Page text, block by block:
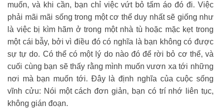
muốn, và khi cần, bạn chỉ việc vứt bỏ tấm áo đó đi. Việc
phải mãi mãi sống trong một cơ thể duy nhất sẽ giống như
là việc bị kìm hãm ở trong một nhà tù hoặc mặc kẹt trong
một cái bẫy, bởi vì điều đó có nghĩa là bạn không có được
sự tự do. Có thể có một lý do nào đó để rời bỏ cơ thể, và
cuối cùng bạn sẽ thấy rằng mình muốn vươn xa tới những
nơi mà bạn muốn tới. Đây là định nghĩa của cuộc sống
vĩnh cửu: Nói một cách đơn giản, bạn có trí nhớ liên tục,
không gián đoạn.